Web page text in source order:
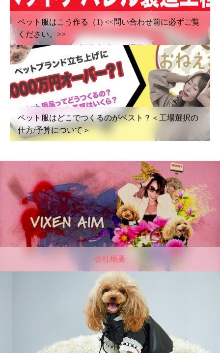
ペット服はこう作る（1) <<問い合わせ前に必ずご覧
ください。>>
ペット服はどこでつくるのがベスト？＜工場選択の
仕方/予算について＞
会社概要